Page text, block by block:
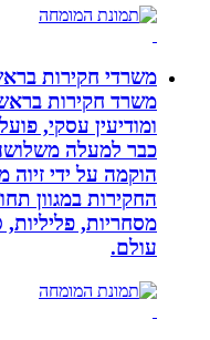
משרדי חקירות בראשון
משרד חקירות בראשון
ומודיעין עסקי, פועלת
כבר למעלה משלושה
הוקמה על ידי זיוה
החקירות במגוון
מסחריות, פליליות,
עולם.